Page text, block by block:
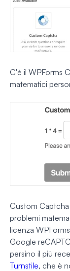
C'è il WPForms
matematici
Custom
problemi
licenza
Google
persino il più
Turnstile, che è